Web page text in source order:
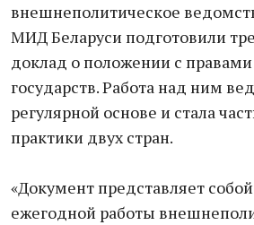
внешнеполитическое
МИД Беларуси подготовили
доклад о положении с
государств. Работа над ним
регулярной основе и стала
практики двух стран.
«Документ представляет
ежегодной работы